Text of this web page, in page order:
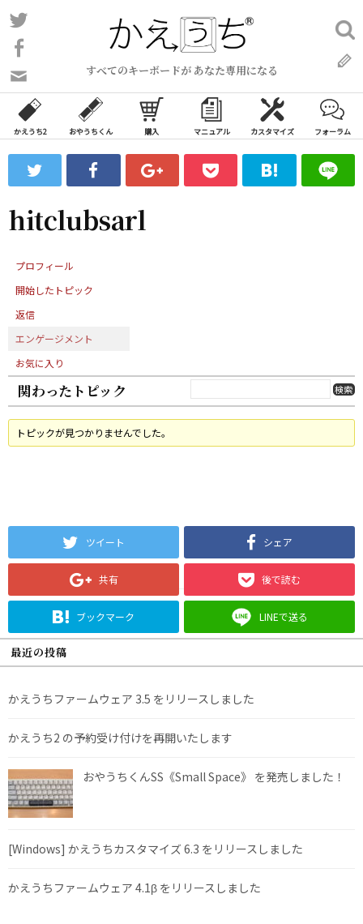
コ
ン
ン
ツ
ス
ッ
プ
すべてのキーボードが あなた専用になる
い
合
わ
フ
ォ
ム
検
索:
かえうち2 おやうちくん 購入 マニュアル カスタマイズ フォーラム
hitclubsarl
プロフィール
開始したトピック
返信
エンゲージメント
お気に入り
関わったトピック
トピックが見つかりませんでした。
ツイート シェア
共有 後で読む
ブックマーク LINEで送る
最近の投稿
かえうちファームウェア 3.5 をリリースしました
かえうち2 の予約受け付けを再開いたします
おやうちくんSS《Small Space》 を発売しました！
[Windows] かえうちカスタマイズ 6.3 をリリースしました
かえうちファームウェア 4.1β をリリースしました